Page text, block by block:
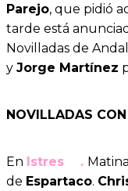
Parejo, que pidió
tarde está
Novilladas de
y Jorge Martínez
NOVILLADAS
En Istres .
de Espartaco.